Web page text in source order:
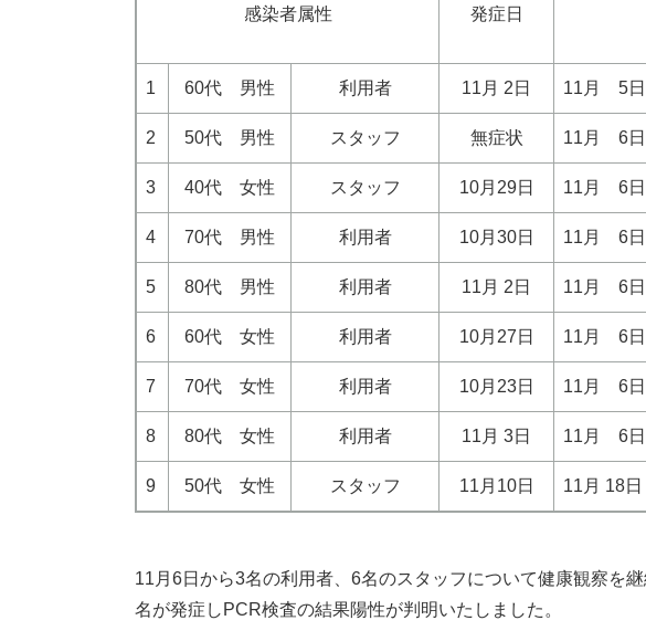
感染者属性 発症日
1 60代 男性 利用者 11月 2日 11月 5日
2 50代 男性 スタッフ 無症状 11月 6日
3 40代 女性 スタッフ 10月29日 11月 6日
4 70代 男性 利用者 10月30日 11月 6日
5 80代 男性 利用者 11月 2日 11月 6日
6 60代 女性 利用者 10月27日 11月 6日
7 70代 女性 利用者 10月23日 11月 6日
8 80代 女性 利用者 11月 3日 11月 6日
9 50代 女性 スタッフ 11月10日 11月 18日
11月6日から3名の利用者、6名のスタッフについて健康観察を
名が発症しPCR検査の結果陽性が判明いたしました。